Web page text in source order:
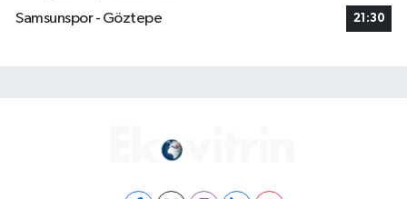
Samsunspor - Göztepe
21:30